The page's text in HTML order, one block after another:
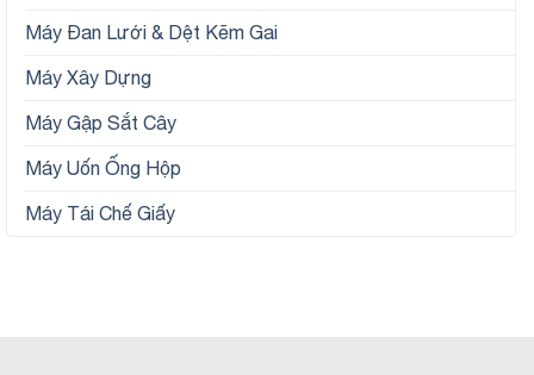
Máy Đan Lưới & Dệt Kẽm Gai
Máy Xây Dựng
Máy Gập Sắt Cây
Máy Uốn Ống Hộp
Máy Tái Chế Giấy